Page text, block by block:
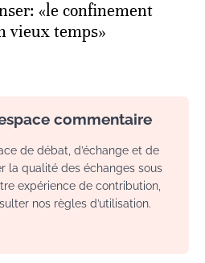
«le confinement
vieux temps»
commentaire
de débat, d’échange et de
la qualité des échanges sous
expérience de contribution,
nos règles d’utilisation.